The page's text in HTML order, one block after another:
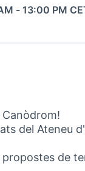
- 13:00 PM
del Ateneu
de